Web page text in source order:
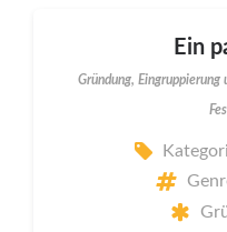
Ein
Gründung, Eingruppierung